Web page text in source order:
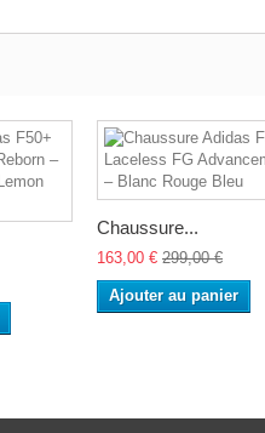
Chaussure...
163,00 € 299,00 €
Ajouter au panier